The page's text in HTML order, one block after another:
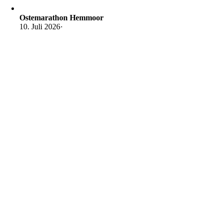
Ostemarathon Hemmoor
10. Juli 2026·